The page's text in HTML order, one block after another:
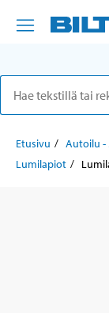
Etusivu Autoilu -
Lumilapiot